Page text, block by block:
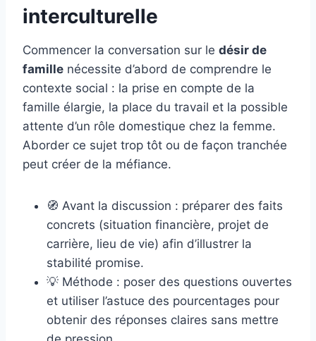
interculturelle
Commencer la conversation sur le désir de
famille nécessite d’abord de comprendre le
contexte social : la prise en compte de la
famille élargie, la place du travail et la possible
attente d’un rôle domestique chez la femme.
Aborder ce sujet trop tôt ou de façon tranchée
peut créer de la méfiance.
🧭 Avant la discussion : préparer des faits
concrets (situation financière, projet de
carrière, lieu de vie) afin d’illustrer la
stabilité promise.
💡 Méthode : poser des questions ouvertes
et utiliser l’astuce des pourcentages pour
obtenir des réponses claires sans mettre